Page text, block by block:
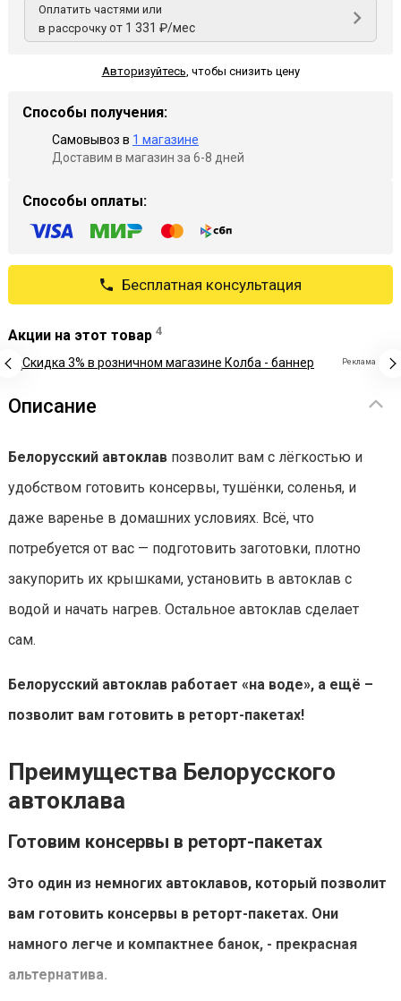
Оплатить частями или
в рассрочку от 1 331 ₽/мес
Авторизуйтесь чтобы снизить цену
Способы получения:
Самовывоз в 1 магазине
Доставим в магазин за 6-8 дней
Способы оплаты:
Бесплатная консультация
Акции на этот товар 4
Реклама
Описание
Белорусский автоклав позволит вам с лёгкостью и
удобством готовить консервы, тушёнки, соленья, и
даже варенье в домашних условиях. Всё, что
потребуется от вас — подготовить заготовки, плотно
закупорить их крышками, установить в автоклав с
водой и начать нагрев. Остальное автоклав сделает
сам.
Белорусский автоклав работает «на воде», а ещё –
позволит вам готовить в реторт-пакетах!
Преимущества Белорусского
автоклава
Готовим консервы в реторт-пакетах
Это один из немногих автоклавов, который позволит
вам готовить консервы в реторт-пакетах. Они
намного легче и компактнее банок, - прекрасная
альтернатива.